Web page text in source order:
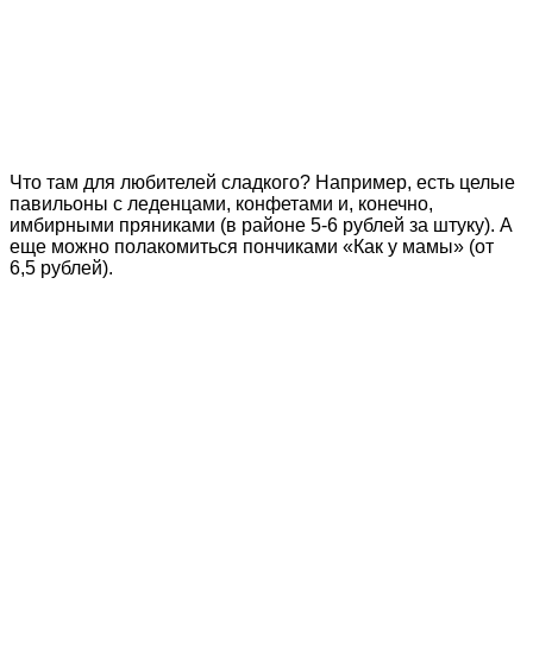
Что там для любителей сладкого? Например, есть целые
павильоны с леденцами, конфетами и, конечно,
имбирными пряниками (в районе 5-6 рублей за штуку). А
еще можно полакомиться пончиками «Как у мамы» (от
6,5 рублей).